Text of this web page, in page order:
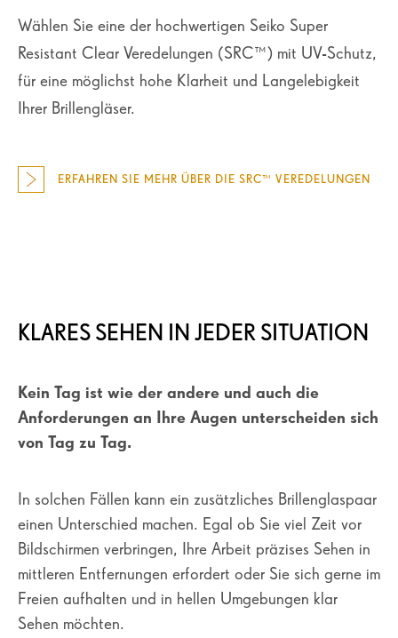
Wählen Sie eine der hochwertigen Seiko Super
Resistant Clear Veredelungen (SRC™) mit UV-Schutz,
für eine möglichst hohe Klarheit und Langelebigkeit
Ihrer Brillengläser.
ERFAHREN SIE MEHR ÜBER DIE SRC™ VEREDELUNGEN
KLARES SEHEN IN JEDER SITUATION
Kein Tag ist wie der andere und auch die
Anforderungen an Ihre Augen unterscheiden sich
von Tag zu Tag.
In solchen Fällen kann ein zusätzliches Brillenglaspaar
einen Unterschied machen. Egal ob Sie viel Zeit vor
Bildschirmen verbringen, Ihre Arbeit präzises Sehen in
mittleren Entfernungen erfordert oder Sie sich gerne im
Freien aufhalten und in hellen Umgebungen klar
Sehen möchten.